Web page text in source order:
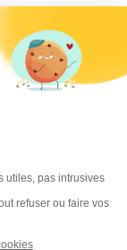
de cookies
utiles, pas intrusives
refuser ou faire vos